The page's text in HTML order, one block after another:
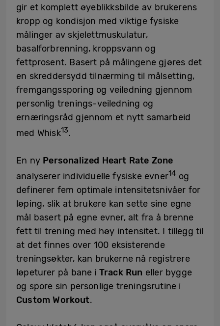
gir et komplett øyeblikksbilde av brukerens
kropp og kondisjon med viktige fysiske
målinger av skjelettmuskulatur,
basalforbrenning, kroppsvann og
fettprosent. Basert på målingene gjøres det
en skreddersydd tilnærming til målsetting,
fremgangssporing og veiledning gjennom
personlig trenings-veiledning og
ernæringsråd gjennom et nytt samarbeid
med Whisk13.
En ny Personalized Heart Rate Zone
analyserer individuelle fysiske evner14 og
definerer fem optimale intensitetsnivåer for
løping, slik at brukere kan sette sine egne
mål basert på egne evner, alt fra å brenne
fett til trening med høy intensitet. I tillegg til
at det finnes over 100 eksisterende
treningsøkter, kan brukerne nå registrere
løpeturer på bane i Track Run eller bygge
og spore sin personlige treningsrutine i
Custom Workout.